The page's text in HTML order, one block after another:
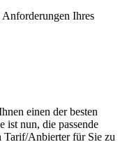
Ihres
einen der besten
ist nun, die passende
Tarif/Anbierter für Sie zu